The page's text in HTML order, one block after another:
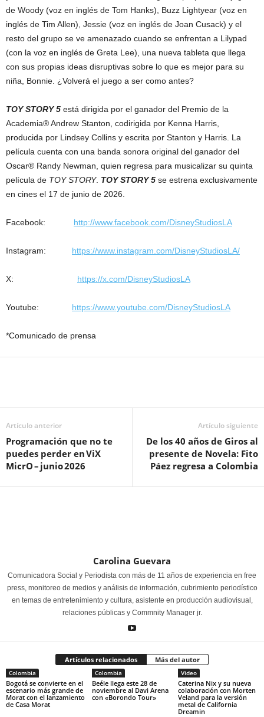
de Woody (voz en inglés de Tom Hanks), Buzz Lightyear (voz en
inglés de Tim Allen), Jessie (voz en inglés de Joan Cusack) y el
resto del grupo se ve amenazado cuando se enfrentan a Lilypad
(con la voz en inglés de Greta Lee), una nueva tableta que llega
con sus propias ideas disruptivas sobre lo que es mejor para su
niña, Bonnie. ¿Volverá el juego a ser como antes?
TOY STORY 5 está dirigida por el ganador del Premio de la
Academia® Andrew Stanton, codirigida por Kenna Harris,
producida por Lindsey Collins y escrita por Stanton y Harris. La
película cuenta con una banda sonora original del ganador del
Oscar® Randy Newman, quien regresa para musicalizar su quinta
película de TOY STORY. TOY STORY 5 se estrena exclusivamente
en cines el 17 de junio de 2026.
Facebook: http://www.facebook.com/DisneyStudiosLA
Instagram: https://www.instagram.com/DisneyStudiosLA/
X: https://x.com/DisneyStudiosLA
Youtube: https://www.youtube.com/DisneyStudiosLA
*Comunicado de prensa
Artículo anterior
Programación que no te
puedes perder en ViX
MicrO – junio 2026
Artículo siguiente
De los 40 años de Giros al
presente de Novela: Fito
Páez regresa a Colombia
Carolina Guevara
Comunicadora Social y Periodista con más de 11 años de experiencia en free
press, monitoreo de medios y análisis de información, cubrimiento periodístico
en temas de entretenimiento y cultura, asistente en producción audiovisual,
relaciones públicas y Commnity Manager jr.
Artículos relacionados Más del autor
Colombia
Bogotá se convierte en el
escenario más grande de
Morat con el lanzamiento
de Casa Morat
Colombia
Beéle llega este 28 de
noviembre al Davi Arena
con «Borondo Tour»
Video
Caterina Nix y su nueva
colaboración con Morten
Veland para la versión
metal de California
Dreamin